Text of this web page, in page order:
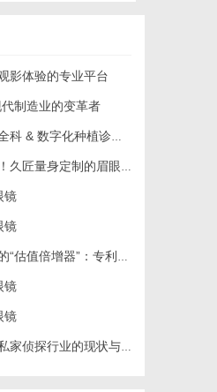
影体验的专业平台
制造业的变革者
数字化种植诊疗专业指南
你整张脸的点睛之笔！淡颜系女生的气质加分项
镜
镜
律师如何重塑硬科技企业的融资逻辑
镜
镜
侦探行业的现状与发展